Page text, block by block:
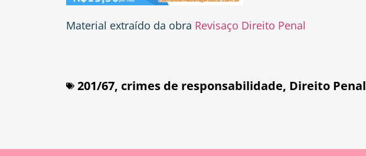
Material extraído da obra Revisaço Direito Penal
201/67, crimes de responsabilidade, Direito Penal